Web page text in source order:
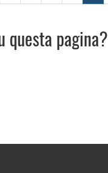
questa pagina?